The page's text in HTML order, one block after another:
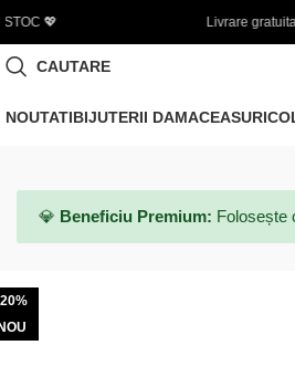
gratuita la achizitii de minim 450 LEI
CAUTARE
NOUTATIBIJUTERII DAMACEASURI
💎 Beneficiu Premium: Folosește